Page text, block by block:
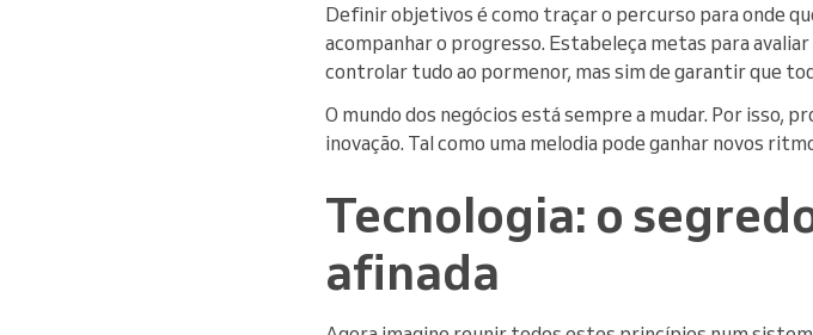
Definir objetivos é como traçar o percurso para onde
acompanhar o progresso. Estabeleça metas para
controlar tudo ao pormenor, mas sim de garantir que
O mundo dos negócios está sempre a mudar. Por isso,
inovação. Tal como uma melodia pode ganhar novos
Tecnologia: o
afinada